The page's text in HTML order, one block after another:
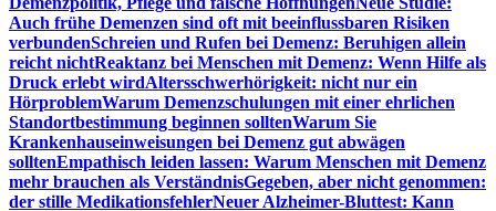
Auch frühe Demenzen sind oft mit beeinflussbaren Risiken
verbundenSchreien und Rufen bei Demenz: Beruhigen allein
reicht nichtReaktanz bei Menschen mit Demenz: Wenn Hilfe als
Druck erlebt wirdAltersschwerhörigkeit: nicht nur ein
HörproblemWarum Demenzschulungen mit einer ehrlichen
Standortbestimmung beginnen solltenWarum Sie
Krankenhauseinweisungen bei Demenz gut abwägen
solltenEmpathisch leiden lassen: Warum Menschen mit Demenz
mehr brauchen als VerständnisGegeben, aber nicht genommen:
der stille MedikationsfehlerNeuer Alzheimer-Bluttest: Kann